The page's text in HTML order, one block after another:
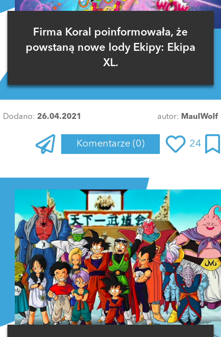
Firma Koral poinformowała, że
powstaną nowe lody Ekipy: Ekipa
XL.
Dodano: 26.04.2021 autor: MaulWolf
Komentarze (0) 24